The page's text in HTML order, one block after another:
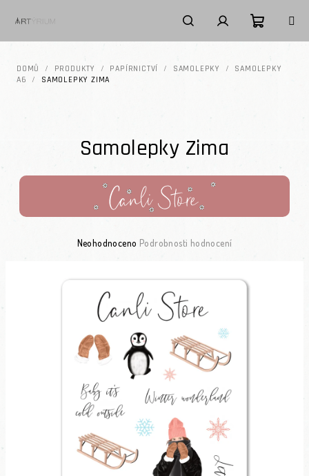
Hledat PřihlášeníNákupní
DOMŮ / PRODUKTY / PAPÍRNICTVÍ / SAMOLEPKY /
SAMOLEPKY
A6
/ SAMOLEPKY ZIMA
Samolepky Zima
Průměrné hodnocení produktu je 0,0 z 5 hvězdiček.
Neohodnoceno Podrobnosti hodnocení